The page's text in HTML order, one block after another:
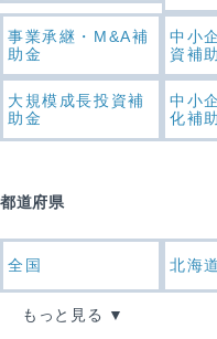
事業承継・M&A補
助金
中小
資補
大規模成長投資補
助金
中小
化補
都道府県
全国 北海道
もっと見る